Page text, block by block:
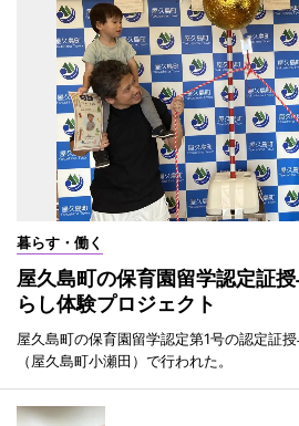
暮らす・働く
屋久島町の保育園留学認定証
らし体験プロジェクト
屋久島町の保育園留学認定第1号の認定証
（屋久島町小瀬田）で行われた。